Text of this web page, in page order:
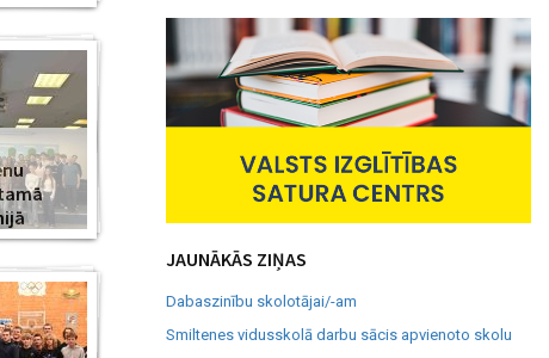
JAUNĀKĀS ZIŅAS
Dabaszinību skolotājai/-am
Smiltenes vidusskolā darbu sācis apvienoto skolu